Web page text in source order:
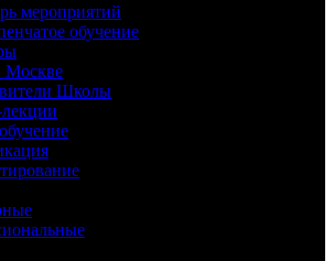
мероприятий
обучение
Москве
Школы